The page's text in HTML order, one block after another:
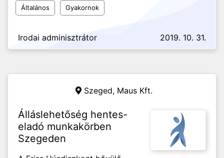
Általános Gyakornok
Irodai adminisztrátor 2019. 10. 31.
Szeged, Maus Kft.
Álláslehetőség hentes-
eladó munkakörben
Szegeden